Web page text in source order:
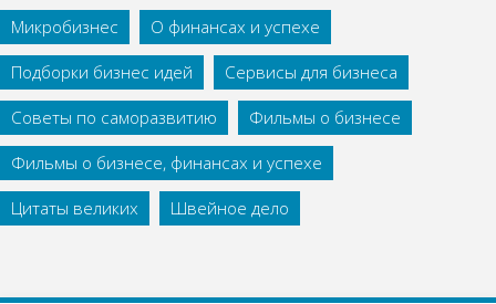
Микробизнес
О финансах и успехе
Подборки бизнес идей
Сервисы для бизнеса
Советы по саморазвитию
Фильмы о бизнесе
Фильмы о бизнесе, финансах и успехе
Цитаты великих
Швейное дело